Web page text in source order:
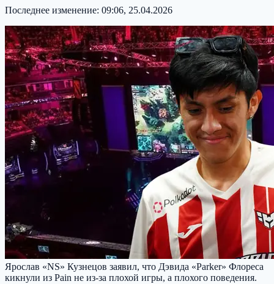
Последнее изменение: 09:06, 25.04.2026
Ярослав «NS» Кузнецов заявил, что Дэвида «Parker» Флореса
кикнули из Pain не из-за плохой игры, а плохого поведения.